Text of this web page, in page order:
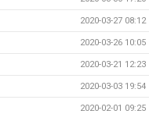
2020-03-27 08:12
2020-03-26 10:05
2020-03-21 12:23
2020-03-03 19:54
2020-02-01 09:25